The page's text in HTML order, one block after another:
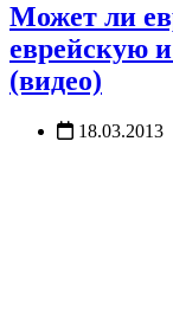
Может ли
еврейскую
(видео)
18.03.2013